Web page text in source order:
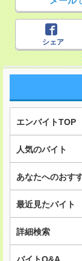
シェア
エンバイトTOP
人気のバイト
あなたへのおす
最近見たバイト
詳細検索